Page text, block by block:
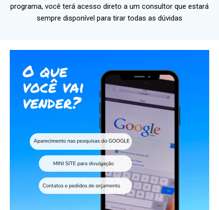
programa, você terá acesso direto a um consultor que estará
sempre disponível para tirar todas as dúvidas